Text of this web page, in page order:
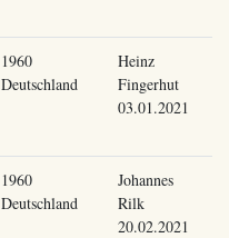
1960
Deutschland
Heinz
Fingerhut
03.01.2021
1960
Deutschland
Johannes
Rilk
20.02.2021